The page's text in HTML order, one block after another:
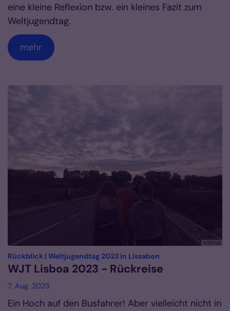
eine kleine Reflexion bzw. ein kleines Fazit zum
Weltjugendtag.
mehr
© FB KJA
Rückblick | Weltjugendtag 2023 in Lissabon
WJT Lisboa 2023 - Rückreise
7. Aug. 2023
Ein Hoch auf den Busfahrer! Aber vielleicht nicht in